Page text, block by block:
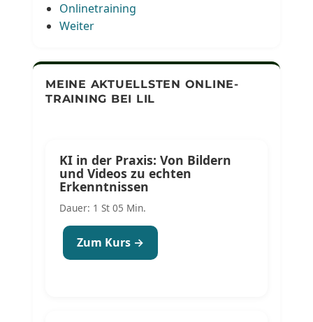
Onlinetraining
Weiter
MEINE AKTUELLSTEN ONLINE-
TRAINING BEI LIL
KI in der Praxis: Von Bildern
und Videos zu echten
Erkenntnissen
Dauer: 1 St 05 Min.
Zum Kurs →